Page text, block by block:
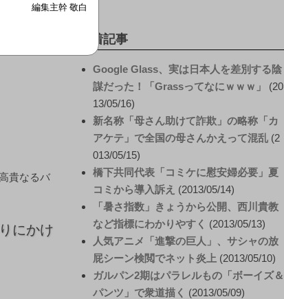
編集主幹 敬白
法人向け
が高いと
貴なるバ
にかけ
新着記事
Google Glass、実は日本人を差別する陰
謀だった！「Grassってなにｗｗｗ」
20
13/05/16
新名称「母さん助けて詐欺」の略称「カ
アケテ」で全国の母さんかえって混乱 2
013/05/15
橋下共同代表「コミケに慰安婦必要」夏
コミから導入訴え
2013/05/14
「暑さ指数」きょうから公開、西川貴教
など指標にわかりやすく
2013/05/13
人気アニメ「進撃の巨人」、サシャの放
屁シーン検閲でネット炎上
2013/05/10
ガルパン2期はパラレルもの「ボーイズ＆
パンツ」で衆道描く
2013/05/09